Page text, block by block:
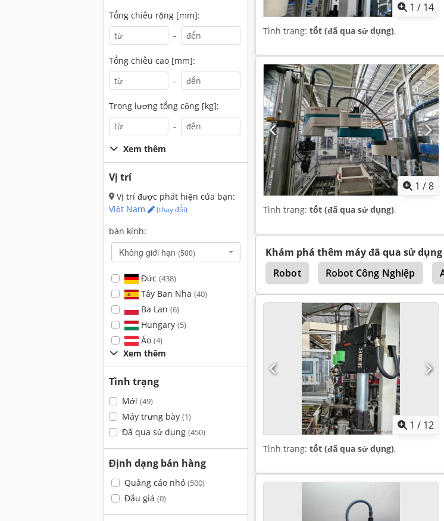
Tổng chiều rộng [mm]:
-
Tổng chiều cao [mm]:
-
Trọng lượng tổng cộng [kg]:
-
Xem thêm
Vị trí
Vị trí được phát hiện của bạn:
Việt Nam
(thay đổi)
bán kính:
Không giới hạn (500)
Đức (438)
Tây Ban Nha (40)
Ba Lan (6)
Hungary (5)
Áo (4)
Xem thêm
Tình trạng
Mới (49)
Máy trưng bày (1)
Đã qua sử dụng (450)
Định dạng bán hàng
Quảng cáo nhỏ (500)
Đấu giá (0)
1 / 14
Tình trạng: tốt (đã qua sử dụng),
1 /8
Tình trạng: tốt (đã qua sử dụng),
Khám phá thêm máy đã qua sử dụng
Robot
Robot Công Nghiệp
Heidenhain
1 / 12
Tình trạng: tốt (đã qua sử dụng),